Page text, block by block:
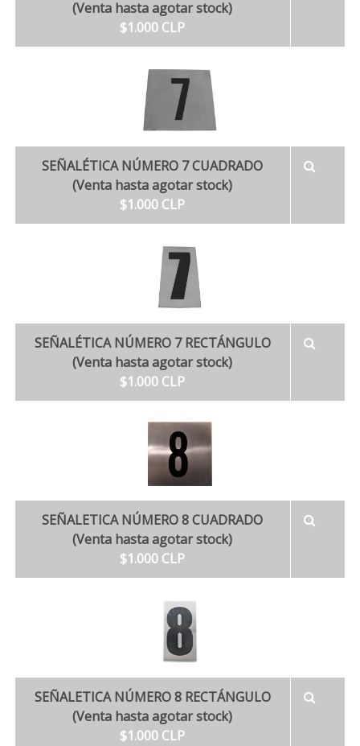
(Venta hasta agotar stock)
$1.000 CLP
SEÑALÉTICA NÚMERO 7 CUADRADO
(Venta hasta agotar stock)
$1.000 CLP
SEÑALÉTICA NÚMERO 7 RECTÁNGULO
(Venta hasta agotar stock)
$1.000 CLP
SEÑALETICA NÚMERO 8 CUADRADO
(Venta hasta agotar stock)
$1.000 CLP
SEÑALETICA NÚMERO 8 RECTÁNGULO
(Venta hasta agotar stock)
$1.000 CLP